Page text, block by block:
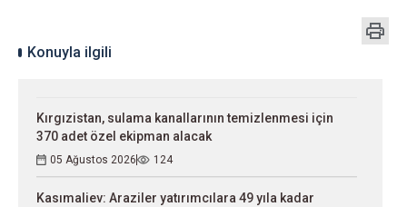
Konuyla ilgili
Kırgızistan, sulama kanallarının temizlenmesi için
370 adet özel ekipman alacak
05 Ağustos 2026 124
Kasımaliev: Araziler yatırımcılara 49 yıla kadar